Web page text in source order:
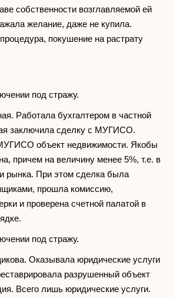
собственности возглавляемой ей
желание, даже не купила.
покушение на растрату
под стражу.
Работала бухгалтером в частной
заключила сделку с МУГИСО.
объект недвижимости. Якобы
причем на величину менее 5%, т.е. в
рынка. При этом сделка была
прошла комиссию,
и проверена счетной палатой в
под стражу.
Оказывала юридические услуги
разрушенный объект
Всего лишь юридические услуги.